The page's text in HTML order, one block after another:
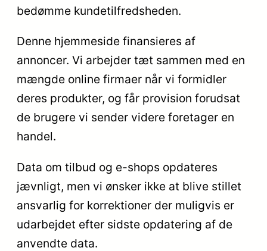
bedømme kundetilfredsheden.
Denne hjemmeside finansieres af
annoncer. Vi arbejder tæt sammen med en
mængde online firmaer når vi formidler
deres produkter, og får provision forudsat
de brugere vi sender videre foretager en
handel.
Data om tilbud og e-shops opdateres
jævnligt, men vi ønsker ikke at blive stillet
ansvarlig for korrektioner der muligvis er
udarbejdet efter sidste opdatering af de
anvendte data.